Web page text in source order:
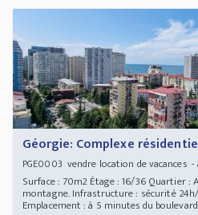
Géorgie: Complexe
PGE0003 vendre location de vacances
Surface : 70m2 Étage : 16/36 Quartier :
montagne. Infrastructure : sécurité
Emplacement : à 5 minutes du